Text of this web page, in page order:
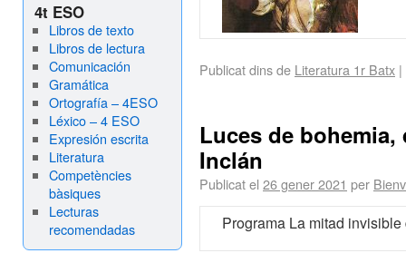
4t ESO
Libros de texto
Libros de lectura
Comunicación
Gramática
Ortografía – 4ESO
Léxico – 4 ESO
Expresión escrita
Literatura
Competències
bàsiques
Lecturas
recomendadas
Publicat dins de Literatura 1r Batx |
Luces de bohemia,
Inclán
Publicat el 26 gener 2021 per
Programa La mitad